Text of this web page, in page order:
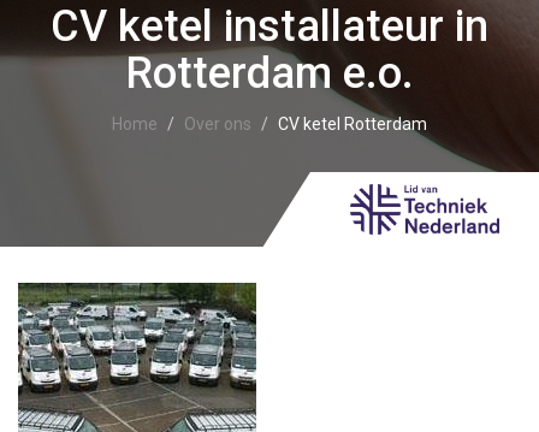
CV ketel installateur in
Rotterdam e.o.
Home Over ons CV ketel Rotterdam